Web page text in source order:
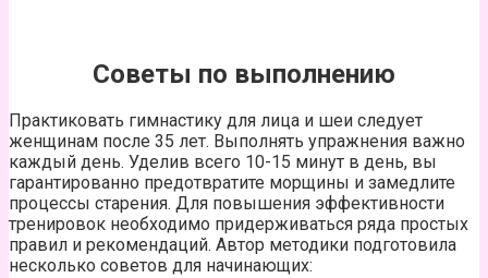
Советы по выполнению
Практиковать гимнастику для лица и шеи следует
женщинам после 35 лет. Выполнять упражнения важно
каждый день. Уделив всего 10-15 минут в день, вы
гарантированно предотвратите морщины и замедлите
процессы старения. Для повышения эффективности
тренировок необходимо придерживаться ряда простых
правил и рекомендаций. Автор методики подготовила
несколько советов для начинающих: